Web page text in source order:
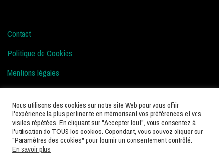
Contact
Politique de Cookies
Mentions légales
Conditions d’Utilisation
Nous utilisons des cookies sur notre site Web pour vous offrir
l'expérience la plus pertinente en mémorisant vos préférences et vos
visites répétées. En cliquant sur "Accepter tout", vous consentez à
l'utilisation de TOUS les cookies. Cependant, vous pouvez cliquer sur
"Paramètres des cookies" pour fournir un consentement contrôlé.
En savoir plus